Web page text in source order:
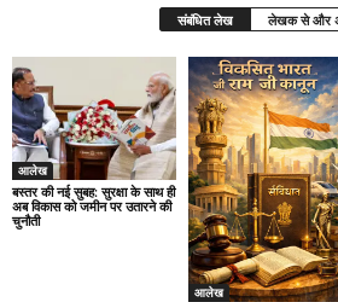
संबंधित लेख लेखक से और
आलेख
बस्तर की नई सुबह: सुरक्षा के साथ ही
अब विकास को जमीन पर उतारने की
चुनौती
आलेख